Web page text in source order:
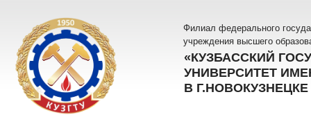
Филиал федерального
учреждения высшего
«КУЗБАССКИЙ
УНИВЕРСИТЕТ
В Г.НОВОКУЗНЕЦКЕ